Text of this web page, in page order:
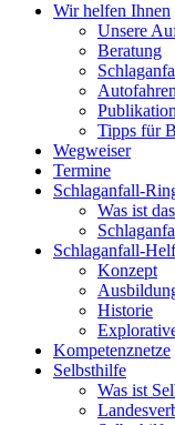
Wir helfen Ihnen
Unsere
Beratung
Tipps für
Wegweiser
Termine
Schlaganfall-
Was ist
Schlaganfall-
Konzept
Historie
Kompetenznetze
Selbsthilfe
Was ist